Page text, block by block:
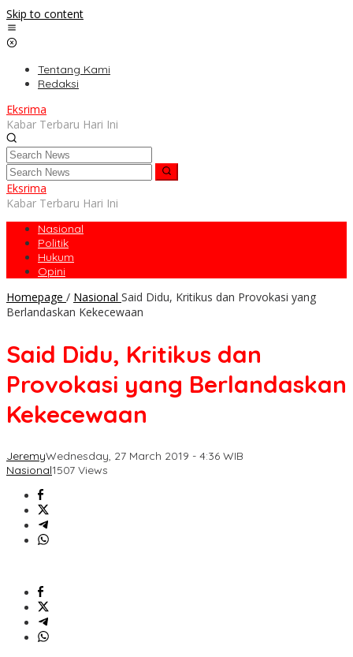
Skip to content
Tentang Kami
Redaksi
Eksrima
Kabar Terbaru Hari Ini
Eksrima
Kabar Terbaru Hari Ini
Nasional
Politik
Hukum
Opini
Homepage / Nasional Said Didu, Kritikus dan Provokasi yang
Berlandaskan Kekecewaan
Said Didu, Kritikus dan
Provokasi yang Berlandaskan
Kekecewaan
JeremyWednesday, 27 March 2019 - 4:36 WIB
Nasional1507 Views